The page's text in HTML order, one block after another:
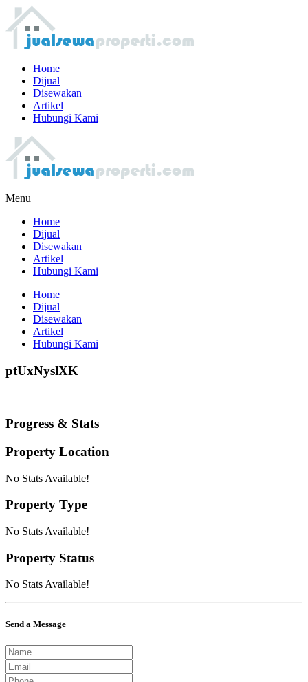
Home
Dijual
Disewakan
Artikel
Hubungi Kami
Menu
Home
Dijual
Disewakan
Artikel
Hubungi Kami
Home
Dijual
Disewakan
Artikel
Hubungi Kami
ptUxNyslXK
Progress & Stats
Property Location
No Stats Available!
Property Type
No Stats Available!
Property Status
No Stats Available!
Send a Message